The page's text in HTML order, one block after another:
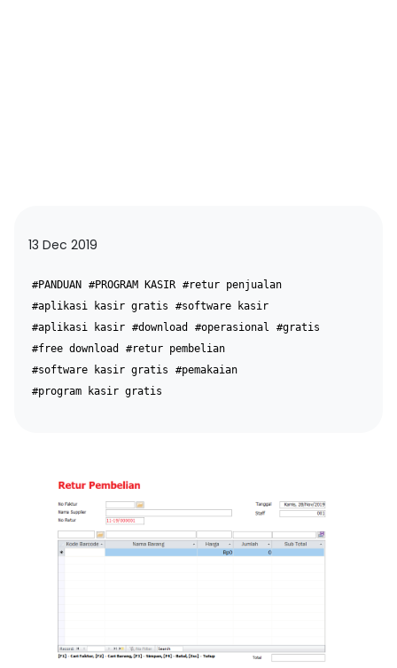
13 Dec 2019
#PANDUAN #PROGRAM KASIR #retur penjualan
#aplikasi kasir gratis
#software kasir
#aplikasi kasir #download #operasional
#gratis
#free download
#retur pembelian
#software kasir gratis
#pemakaian
#program kasir gratis